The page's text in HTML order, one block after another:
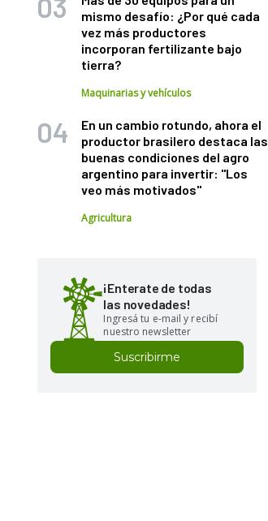
mismo desafío: ¿Por qué cada
vez más productores
incorporan fertilizante bajo
tierra?
Maquinarias y vehículos
En un cambio rotundo, ahora el
productor brasilero destaca las
buenas condiciones del agro
argentino para invertir: "Los
veo más motivados"
Agricultura
¡Enterate de todas
las novedades!
Ingresá tu e-mail y recibí
nuestro newsletter
Suscribirme